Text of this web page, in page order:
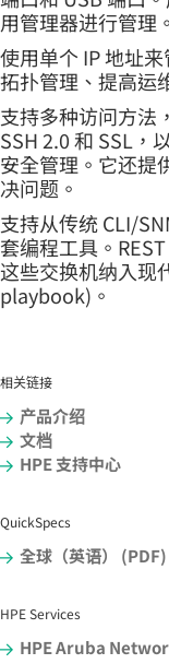
用管理器进行管理。
使用单个 IP 地址
拓扑管理、提高运
支持多种访问方法
SSH 2.0 和 SSL，
安全管理。它还提
决问题。
支持从传统 CLI/
套编程工具。
这些交换机纳入现
playbook)。
相关链接
产品介绍
文档
HPE 支持中心
QuickSpecs
全球（英语） (PDF)
HPE Services
HPE Aruba